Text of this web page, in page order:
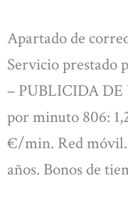
Apartado de
Servicio
– PUBLICIDA DE
por minuto 806:
€/min. Red
años. Bonos de